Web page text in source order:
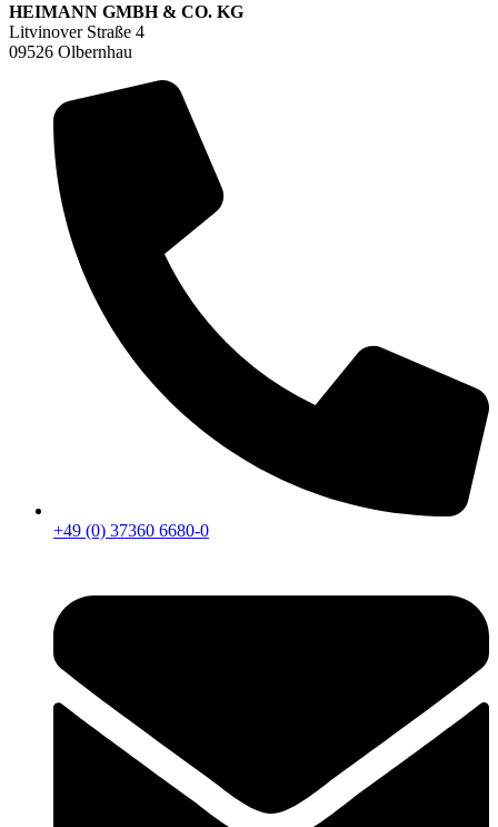
HEIMANN GMBH & CO. KG
Litvinover Straße 4
09526 Olbernhau
+49 (0) 37360 6680-0